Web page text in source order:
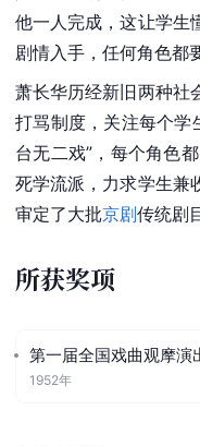
他一人完成，这让学生
剧情入手，任何角色都
萧长华历经新旧两种社
打骂制度，关注每个学
台无二戏”，每个角色
死学流派，力求学生兼
审定了大批京剧传统剧
所获奖项
第一届全国戏曲观摩演
1952年